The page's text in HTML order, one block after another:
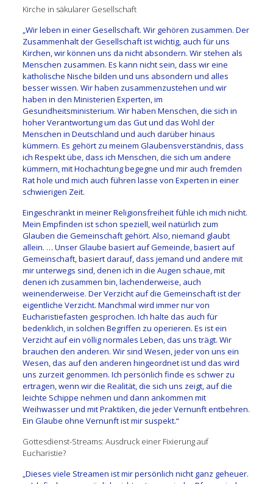
Kirche in säkularer Gesellschaft
„Wir leben in einer Gesellschaft. Wir gehören zusammen. Der
Zusammenhalt der Gesellschaft ist wichtig, auch für uns
Kirchen, wir können uns da nicht absondern. Wir stehen als
Menschen zusammen. Es kann nicht sein, dass wir eine
katholische Nische bilden und uns absondern und alles
besser wissen. Wir haben zusammenzustehen und wir
haben in den Ministerien Experten, im
Gesundheitsministerium. Wir haben Menschen, die sich in
hoher Verantwortung um das Gut und das Wohl der
Menschen in Deutschland und auch darüber hinaus
kümmern. Es gehört zu meinem Glaubensverständnis, dass
ich Respekt übe, dass ich Menschen, die sich um andere
kümmern, mit Hochachtung begegne und mir auch fremden
Rat hole und mich auch führen lasse von Experten in einer
schwierigen Zeit.
Eingeschränkt in meiner Religionsfreiheit fühle ich mich nicht.
Mein Empfinden ist schon speziell, weil natürlich zum
Glauben die Gemeinschaft gehört. Also, niemand glaubt
allein. … Unser Glaube basiert auf Gemeinde, basiert auf
Gemeinschaft, basiert darauf, dass jemand und andere mit
mir unterwegs sind, denen ich in die Augen schaue, mit
denen ich zusammen bin, lachenderweise, auch
weinenderweise. Der Verzicht auf die Gemeinschaft ist der
eigentliche Verzicht. Manchmal wird immer nur von
Eucharistiefasten gesprochen. Ich halte das auch für
bedenklich, in solchen Begriffen zu operieren. Es ist ein
Verzicht auf ein völlig normales Leben, das uns trägt. Wir
brauchen den anderen. Wir sind Wesen, jeder von uns ein
Wesen, das auf den anderen hingeordnet ist und das wird
uns zurzeit genommen. Ich persönlich finde es schwer zu
ertragen, wenn wir die Realität, die sich uns zeigt, auf die
leichte Schippe nehmen und dann ankommen mit
Weihwasser und mit Praktiken, die jeder Vernunft entbehren.
Ein Glaube ohne Vernunft ist mir suspekt.“
Gottesdienst-Streams: Ausdruck einer Fixierung auf
Eucharistie?
„Dieses viele Streamen ist mir persönlich nicht ganz geheuer.